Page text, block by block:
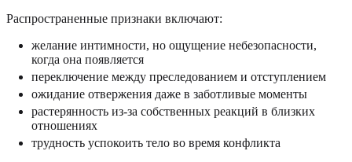
Распространенные признаки включают:
желание интимности, но ощущение небезопасности,
когда она появляется
переключение между преследованием и отступлением
ожидание отвержения даже в заботливые моменты
растерянность из-за собственных реакций в близких
отношениях
трудность успокоить тело во время конфликта